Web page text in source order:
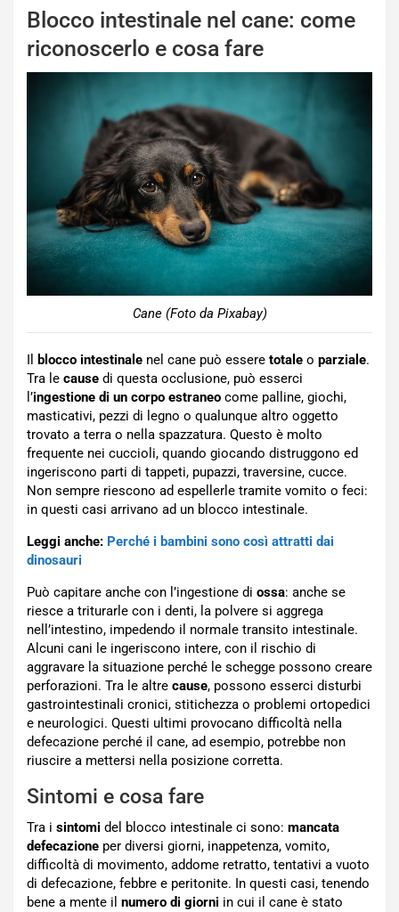
Blocco intestinale nel cane: come
riconoscerlo e cosa fare
Cane (Foto da Pixabay)
blocco intestinale nel cane può essere totale o parziale.
Tra le cause di questa occlusione, può esserci
l’ingestione di un corpo estraneo come palline, giochi,
masticativi, pezzi di legno o qualunque altro oggetto
trovato a terra o nella spazzatura. Questo è molto
frequente nei cuccioli, quando giocando distruggono ed
ingeriscono parti di tappeti, pupazzi, traversine, cucce.
Non sempre riescono ad espellerle tramite vomito o feci:
in questi casi arrivano ad un blocco intestinale.
Leggi anche: Perché i bambini sono così attratti dai
dinosauri
Può capitare anche con l’ingestione di ossa: anche se
riesce a triturarle con i denti, la polvere si aggrega
nell’intestino, impedendo il normale transito intestinale.
Alcuni cani le ingeriscono intere, con il rischio di
aggravare la situazione perché le schegge possono creare
perforazioni. Tra le altre cause, possono esserci disturbi
gastrointestinali cronici, stitichezza o problemi ortopedici
e neurologici. Questi ultimi provocano difficoltà nella
defecazione perché il cane, ad esempio, potrebbe non
riuscire a mettersi nella posizione corretta.
Sintomi e cosa fare
Tra i sintomi del blocco intestinale ci sono: mancata
defecazione per diversi giorni, inappetenza, vomito,
difficoltà di movimento, addome retratto, tentativi a vuoto
di defecazione, febbre e peritonite. In questi casi, tenendo
bene a mente il numero di giorni in cui il cane è stato